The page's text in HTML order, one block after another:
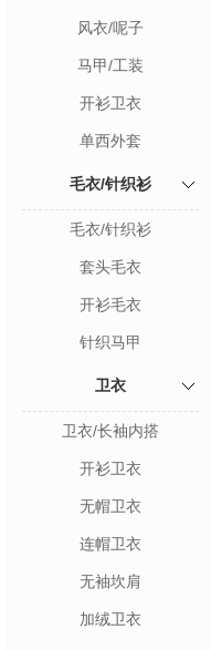
风衣/呢子
马甲/工装
开衫卫衣
单西外套
毛衣/针织衫
毛衣/针织衫
套头毛衣
开衫毛衣
针织马甲
卫衣
卫衣/长袖内搭
开衫卫衣
无帽卫衣
连帽卫衣
无袖坎肩
加绒卫衣